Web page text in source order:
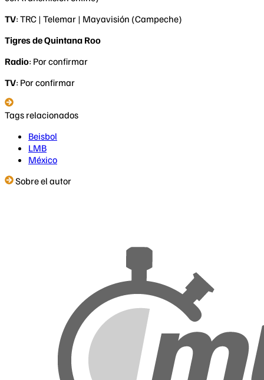
TV: TRC | Telemar | Mayavisión (Campeche)
Tigres de Quintana Roo
Radio: Por confirmar
TV: Por confirmar
Tags relacionados
Beisbol
LMB
México
Sobre el autor